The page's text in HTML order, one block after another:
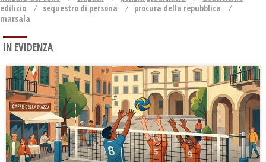
edilizio
sequestro di persona
procura della repubblica
marsala
IN EVIDENZA